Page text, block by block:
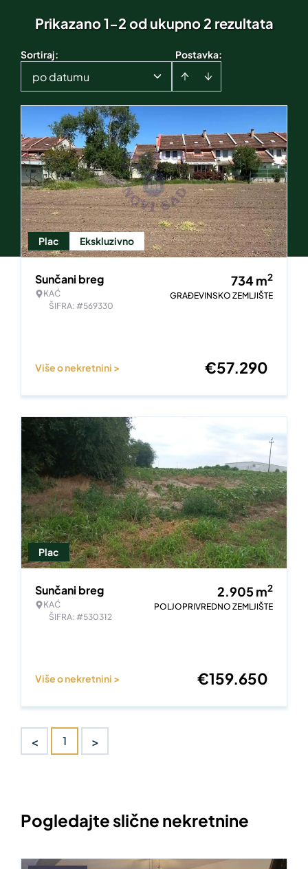
Prikazano 1-2 od ukupno 2 rezultata
Postavka:
Sortiraj:
po datumu
Plac Ekskluzivno
Sunčani breg
KAĆ
ŠIFRA: #569330
734m2
GRAĐEVINSKO ZEMLJIŠTE
Više o nekretnini > €57.290
Plac
Sunčani breg
KAĆ
ŠIFRA: #530312
2.905m2
POLJOPRIVREDNO ZEMLJIŠTE
Više o nekretnini > €159.650
< 1 >
Pogledajte slične nekretnine